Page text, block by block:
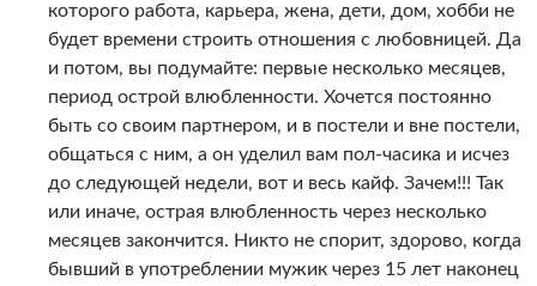
которого работа, карьера, жена, дети, дом, хобби не
будет времени строить отношения с любовницей. Да
и потом, вы подумайте: первые несколько месяцев,
период острой влюбленности. Хочется постоянно
быть со своим партнером, и в постели и вне постели,
общаться с ним, а он уделил вам пол-часика и исчез
до следующей недели, вот и весь кайф. Зачем!!! Так
или иначе, острая влюбленность через несколько
месяцев закончится. Никто не спорит, здорово, когда
бывший в употреблении мужик через 15 лет наконец